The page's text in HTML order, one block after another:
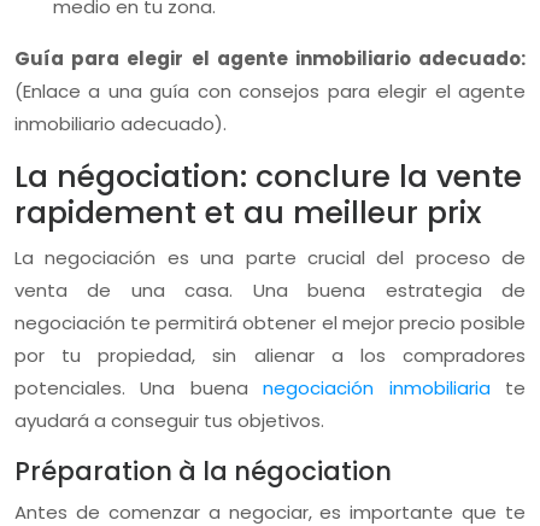
medio en tu zona.
Guía para elegir el agente inmobiliario adecuado:
(Enlace a una guía con consejos para elegir el agente
inmobiliario adecuado).
La négociation: conclure la vente
rapidement et au meilleur prix
La negociación es una parte crucial del proceso de
venta de una casa. Una buena estrategia de
negociación te permitirá obtener el mejor precio posible
por tu propiedad, sin alienar a los compradores
potenciales. Una buenanegociación inmobiliaria te
ayudará a conseguir tus objetivos.
Préparation à la négociation
Antes de comenzar a negociar, es importante que te